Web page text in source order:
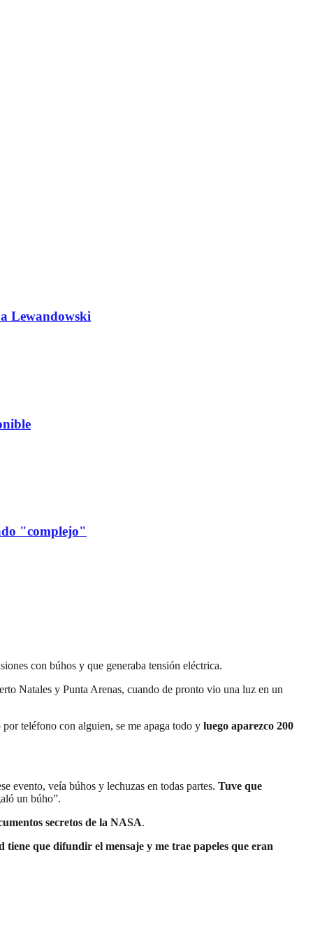
Lewandowski
"complejo"
con búhos y que generaba tensión eléctrica.
Natales y Punta Arenas, cuando de pronto vio una luz en un
teléfono con alguien, se me apaga todo y luego aparezco 200
evento, veía búhos y lechuzas en todas partes. Tuve que
un búho”.
secretos de la NASA.
tiene que difundir el mensaje y me trae papeles que eran